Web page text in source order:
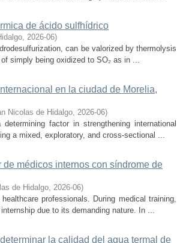
de ácido sulfhídrico
, 2026-06)
can be valorized by thermolysis
simply being oxidized to SO₂ as in ...
en la ciudad de Morelia,
Nicolas de Hidalgo, 2026-06)
factor in strengthening international
a mixed, exploratory, and cross-sectional ...
médicos internos con síndrome de
de Hidalgo, 2026-06)
professionals. During medical training,
due to its demanding nature. In ...
la calidad del agua termal de